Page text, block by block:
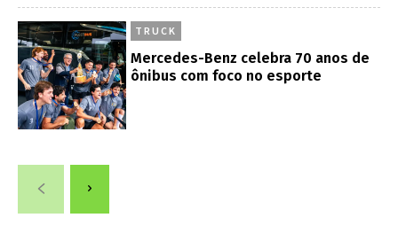
TRUCK
Mercedes-Benz celebra 70 anos de
ônibus com foco no esporte